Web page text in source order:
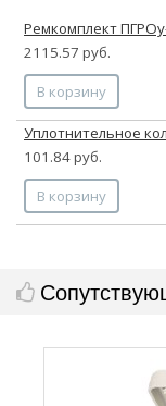
Ремкомплект
2115.57 руб.
В корзину
Уплотнительное
101.84 руб.
В корзину